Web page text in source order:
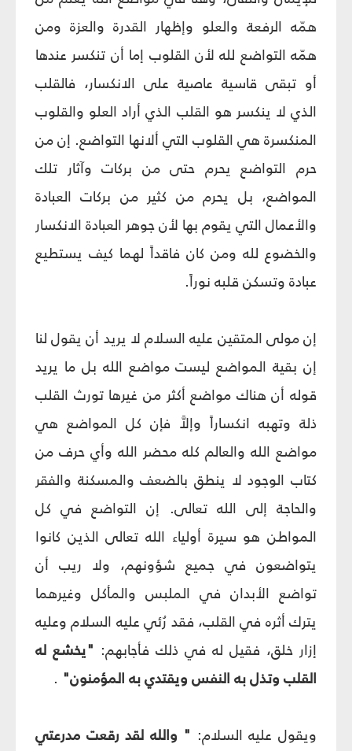
همّه الرفعة والعلو وإظهار القدرة والعزة ومن
همّه التواضع لله لأن القلوب إما أن تنكسر عندها
أو تبقى قاسية عاصية على الانكسار، فالقلب
الذي لا ينكسر هو القلب الذي أراد العلو والقلوب
المنكسرة هي القلوب التي ألانها التواضع. إن من
حرم التواضع يحرم حتى من بركات وآثار تلك
المواضع، بل يحرم من كثير من بركات العبادة
والأعمال التي يقوم بها لأن جوهر العبادة الانكسار
والخضوع لله ومن كان فاقداً لهما كيف يستطيع
عبادة وتسكن قلبه نوراً.
إن مولى المتقين عليه السلام لا يريد أن يقول لنا
إن بقية المواضع ليست مواضع الله بل ما يريد
قوله أن هناك مواضع أكثر من غيرها تورث القلب
ذلة وتهبه انكساراً وإلاَّ فإن كل المواضع هي
مواضع الله والعالم كله محضر الله وأي حرف من
كتاب الوجود لا ينطق بالضعف والمسكنة والفقر
والحاجة إلى الله تعالى. إن التواضع في كل
المواطن هو سيرة أولياء الله تعالى الذين كانوا
يتواضعون في جميع شؤونهم، ولا ريب أن
تواضع الأبدان في الملبس والمأكل وغيرهما
يترك أثره في القلب، فقد رُئي عليه السلام وعليه
إزار خلق، فقيل له في ذلك فأجابهم: "يخشع له
القلب وتذل به النفس ويقتدي به المؤمنون" .
ويقول عليه السلام: " والله لقد رقعت مدرعتي